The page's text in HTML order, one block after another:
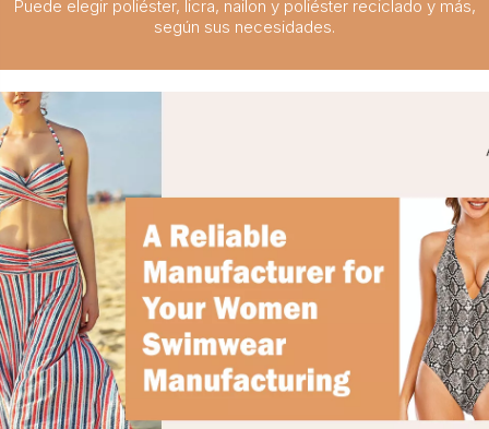
Puede elegir poliéster, licra, nailon y poliéster reciclado y más,
según sus necesidades.